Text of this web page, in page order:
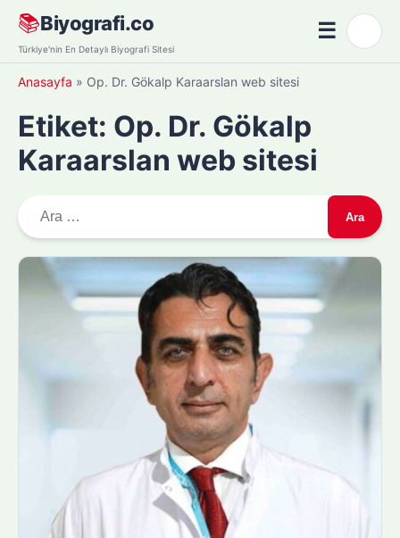
Skip
content
📚Biyografi.co
Türkiye'nin En Detaylı Biyografi Sitesi
☰Menü
Anasayfa » Op. Dr. Gökalp Karaarslan web sitesi
Etiket: Op. Dr. Gökalp
Karaarslan web sitesi
r
a